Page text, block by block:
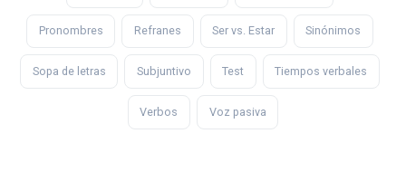
Pronombres Refranes Ser vs. Estar Sinónimos
Sopa de letras Subjuntivo Test Tiempos verbales
Verbos Voz pasiva